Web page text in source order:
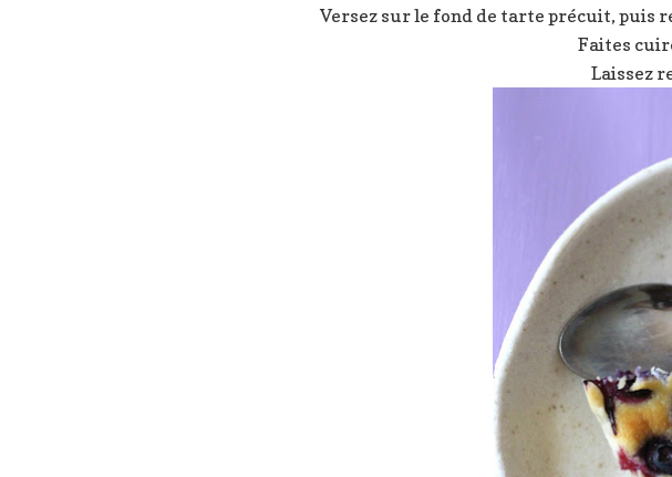
Versez sur le fond de tarte précuit, puis
Faites
Laissez